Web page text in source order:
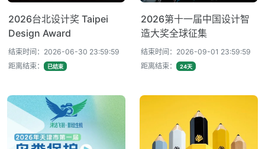
2026台北设计奖 Taipei
Design Award
结束时间：2026-06-30 23:59:59
距离结束：
已结束
2026第十一届中国设计智
造大奖全球征集
结束时间：2026-09-01 23:59:59
距离结束：
24天